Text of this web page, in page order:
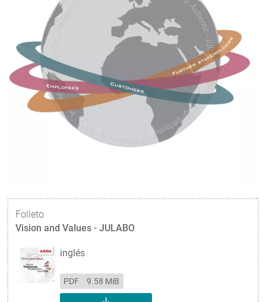
Folleto
Vision and Values - JULABO
inglés
PDF 9.58 MiB